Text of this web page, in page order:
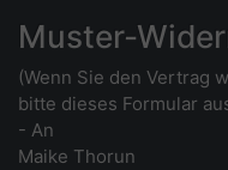
Muster-
(Wenn Sie den Vertrag
bitte dieses Formular
- An
Maike Thorun